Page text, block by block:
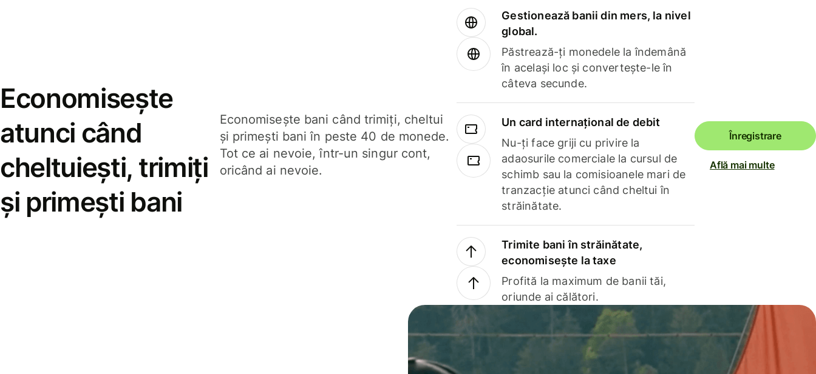
Economisește
atunci când
cheltuiești, trimiți
și primești bani
Economisește bani când trimiți, cheltui
și primești bani în peste 40 de monede.
Tot ce ai nevoie, într-un singur cont,
oricând ai nevoie.
Gestionează banii din mers, la nivel
global.
Păstrează-ți monedele la îndemână
în același loc și convertește-le în
câteva secunde.
Un card internațional de debit
Nu-ți face griji cu privire la
adaosurile comerciale la cursul de
schimb sau la comisioanele mari de
tranzacție atunci când cheltui în
străinătate.
Trimite bani în străinătate,
economisește la taxe
Profită la maximum de banii tăi,
oriunde ai călători.
Înregistrare
Află mai multe